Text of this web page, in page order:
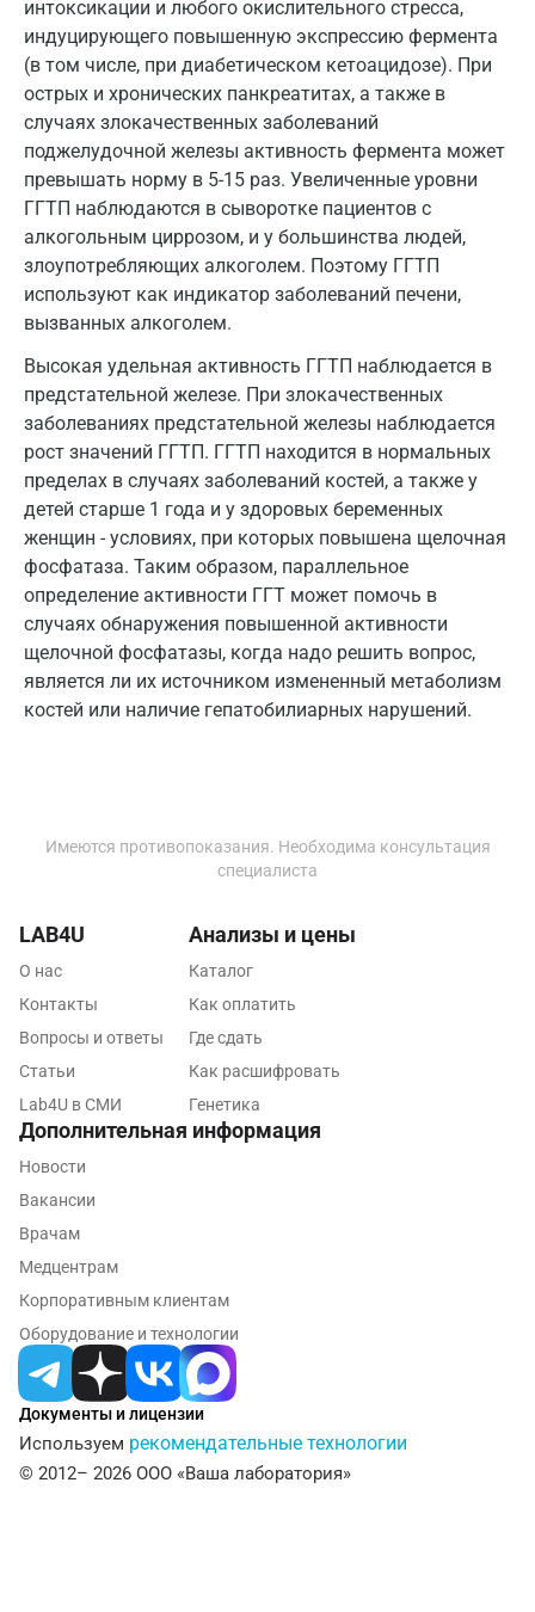
интоксикации и любого окислительного стресса,
индуцирующего повышенную экспрессию фермента
(в том числе, при диабетическом кетоацидозе). При
острых и хронических панкреатитах, а также в
случаях злокачественных заболеваний
поджелудочной железы активность фермента может
превышать норму в 5-15 раз. Увеличенные уровни
ГГТП наблюдаются в сыворотке пациентов с
алкогольным циррозом, и у большинства людей,
злоупотребляющих алкоголем. Поэтому ГГТП
используют как индикатор заболеваний печени,
вызванных алкоголем.
Высокая удельная активность ГГТП наблюдается в
предстательной железе. При злокачественных
заболеваниях предстательной железы наблюдается
рост значений ГГТП. ГГТП находится в нормальных
пределах в случаях заболеваний костей, а также у
детей старше 1 года и у здоровых беременных
женщин - условиях, при которых повышена щелочная
фосфатаза. Таким образом, параллельное
определение активности ГГТ может помочь в
случаях обнаружения повышенной активности
щелочной фосфатазы, когда надо решить вопрос,
является ли их источником измененный метаболизм
костей или наличие гепатобилиарных нарушений.
Мурманск
Мытищи
Набережные Челны
Наро-Фоминск
Нижневартовск
Нижнекамск
Новокузнецк
Новороссийск
Новосибирск
Ногинск
Обнинск
Одинцово
Омск
Орел
Оренбург
Петрозаводск
Пушкино
Пятигорск
Раменское
Ростов-на-Дону
Рыбинск
Рязань
Самара
Имеются противопоказания. Необходима консультация
специалиста
Документы и лицензии
Используем рекомендательные технологии
© 2012– 2026 ООО «Ваша лаборатория»
LAB4U
О нас
Контакты
Вопросы и ответы
Статьи
Lab4U в СМИ
Анализы и цены
Каталог
Как оплатить
Где сдать
Как расшифровать
Генетика
Дополнительная информация
Новости
Вакансии
Врачам
Медцентрам
Корпоративным клиентам
Оборудование и технологии